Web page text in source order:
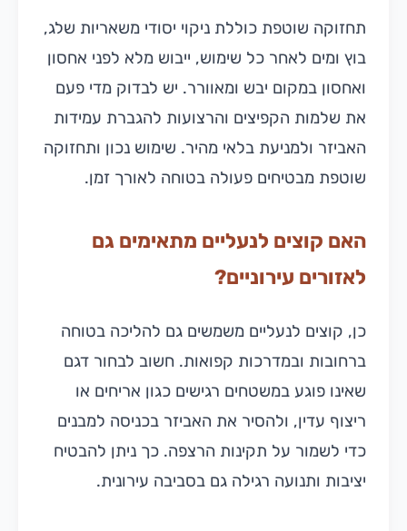
תחזוקה שוטפת כוללת ניקוי יסודי משאריות שלג,
בוץ ומים לאחר כל שימוש, ייבוש מלא לפני אחסון
ואחסון במקום יבש ומאוורר. יש לבדוק מדי פעם
את שלמות הקפיצים והרצועות להגברת עמידות
האביזר ולמניעת בלאי מהיר. שימוש נכון ותחזוקה
שוטפת מבטיחים פעולה בטוחה לאורך זמן.
האם קוצים לנעליים מתאימים גם
לאזורים עירוניים?
כן, קוצים לנעליים משמשים גם להליכה בטוחה
ברחובות ובמדרכות קפואות. חשוב לבחור דגם
שאינו פוגע במשטחים רגישים כגון אריחים או
ריצוף עדין, ולהסיר את האביזר בכניסה למבנים
כדי לשמור על תקינות הרצפה. כך ניתן להבטיח
יציבות ותנועה רגילה גם בסביבה עירונית.